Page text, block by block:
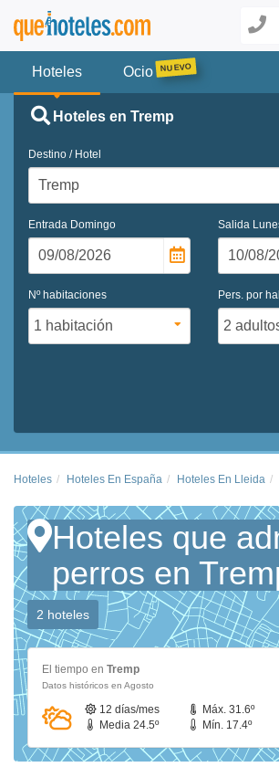
Hoteles Ocio
Hoteles en Tremp
Destino / Hotel
Entrada Domingo Salida
Nº habitaciones Pers. por
Hoteles Hoteles En España Hoteles En Lleida
Hoteles que
perros en
2 hoteles
El tiempo en Tremp
Datos históricos en Agosto
12 días/mes
Máx. 31.6º
Media 24.5º
Mín. 17.4º